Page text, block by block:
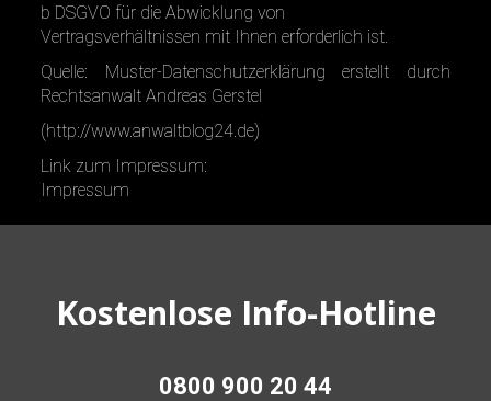
b DSGVO für die Abwicklung von
Vertragsverhältnissen mit Ihnen erforderlich ist.
Quelle: Muster-Datenschutzerklärung erstellt durch
Rechtsanwalt Andreas Gerstel
(http://www.anwaltblog24.de)
Link zum Impressum:
Impressum
Kostenlose Info-Hotline
0800 900 20 44